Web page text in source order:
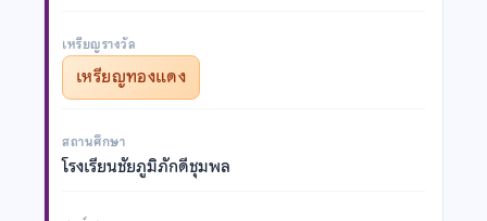
เหรียญรางวัล
เหรียญทองแดง
สถานศึกษา
โรงเรียนชัยภูมิภักดีชุมพล